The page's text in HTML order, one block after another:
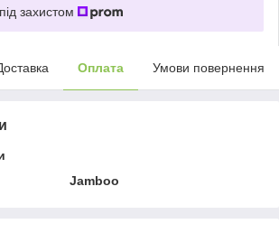
захистом
Оплата Умови повернення
Jamboo